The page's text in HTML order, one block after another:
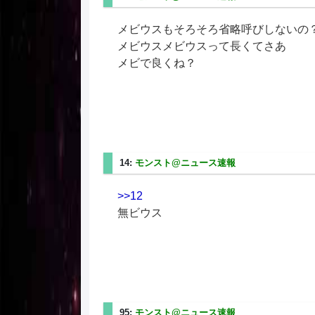
メビウスもそろそろ省略呼びしないの
メビウスメビウスって長くてさあ
メビで良くね？
14: モンスト@ニュース速報
>>12
無ビウス
95: モンスト@ニュース速報